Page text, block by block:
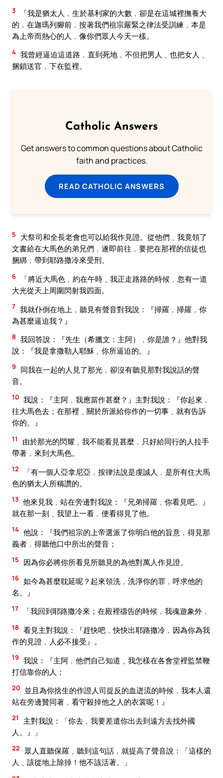
3
「我是猶太人﹐生於基利家的大數﹐卻是在這城裡撫養大
的﹐在迦瑪列腳前﹐按著我們祖宗嚴緊之律法受訓練﹐本是
為上帝而熱心的人﹐像你們眾人今天一樣。
4 我曾經逼迫這道路﹐直到死地﹐不但把男人﹑也把女人﹑
捆鎖送官﹐下在監裡。
Catholic Answers
Get answers to common questions about Catholic
faith and practices.
READ CATHOLIC ANSWERS
5
大祭司和全長老會也可以給我作見證。從他們﹑我竟領了
文書給在大馬色的弟兄們﹐遂即前往﹐要把在那裡的信徒也
捆綁﹐帶到耶路撒冷來受刑。
6
「將近大馬色﹐約在午時﹑我正走路路的時候﹐忽有一道
大光從天上周圍閃射我四面。
7 我就仆倒在地上﹐聽見有聲音對我說：『掃羅﹐掃羅﹐你
為甚麼逼迫我？』
8 我回答說：『先生（希臘文：主阿）﹐你是誰？』他對我
說：『我是拿撒勒人耶穌﹑你所逼迫的。』
9
同我在一起的人見了那光﹐卻沒有聽見那對我說話的聲
音。
10 我說：『主阿﹐我應當作甚麼？』主對我說：『你起來﹐
往大馬色去；在那裡﹑關於所派給你作的一切事﹑就有告訴
你的。』
11
由於那光的閃耀﹑我不能看見甚麼﹐只好給同行的人拉手
帶著﹐來到大馬色。
12
「有一個人亞拿尼亞﹐按律法說是虔誠人﹐是所有住大馬
色的猶太人所稱讚的。
13 他來見我﹐站在旁邊對我說：『兄弟掃羅﹐你看見吧。』
就在那一刻﹑我望上一看﹐便看得見了他。
14 他說：『我們祖宗的上帝選派了你明白他的旨意﹐得見那
義者﹐得聽他口中所出的聲音；
15 因為你必將你所看見所聽見的為他對萬人作見證。
16 如今為甚麼耽延呢？起來領洗﹐洗淨你的罪﹐呼求他的
名。』
17 「我回到耶路撒冷來；在殿裡禱告的時候﹐我魂遊象外﹐
18 看見主對我說：『趕快吧﹐快快出耶路撒冷﹐因為你為我
作的見證﹐人必不接受』。
19 我說：『主阿﹐他們自己知道﹑我怎樣在各會堂裡監禁鞭
打信靠你的人；
20 並且為你捨生的作證人司提反的血迸流的時候﹐我本人還
站在旁邊贊同著﹐看守殺掉他之人的衣裳呢！』
21
主對我說：「你去﹐我要差遣你出去到遠方去找外國
人。』」
22
眾人直聽保羅﹑聽到這句話﹐就提高了聲音說：「這樣的
人﹑該從地上除掉！他不該活著。」